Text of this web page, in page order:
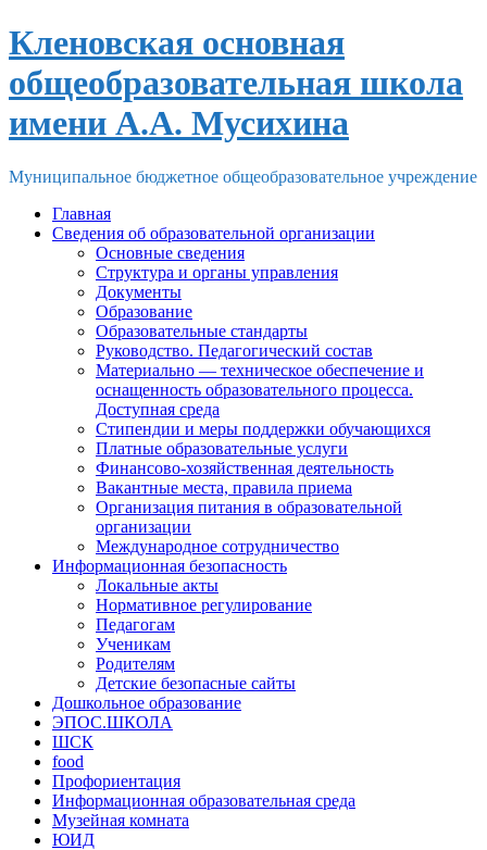
Skip
to
content
Кленовская основная
общеобразовательная школа
имени А.А. Мусихина
Муниципальное бюджетное общеобразовательное учреждение
Главная
Сведения об образовательной организации
Основные сведения
Структура и органы управления
Документы
Образование
Образовательные стандарты
Руководство. Педагогический состав
Материально — техническое обеспечение и
оснащенность образовательного процесса.
Доступная среда
Стипендии и меры поддержки обучающихся
Платные образовательные услуги
Финансово-хозяйственная деятельность
Вакантные места, правила приема
Организация питания в образовательной
организации
Международное сотрудничество
Информационная безопасность
Локальные акты
Нормативное регулирование
Педагогам
Ученикам
Родителям
Детские безопасные сайты
Дошкольное образование
ЭПОС.ШКОЛА
ШСК
food
Профориентация
Информационная образовательная среда
Музейная комната
ЮИД